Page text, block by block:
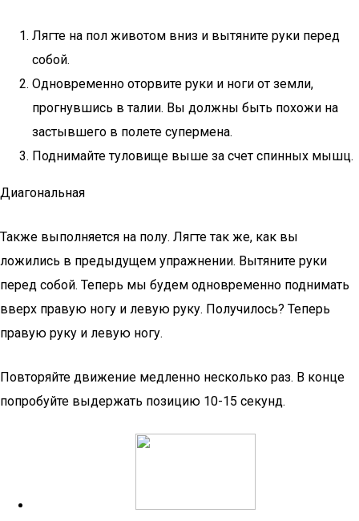
Лягте на пол животом вниз и вытяните руки перед
собой.
Одновременно оторвите руки и ноги от земли,
прогнувшись в талии. Вы должны быть похожи на
застывшего в полете супермена.
Поднимайте туловище выше за счет спинных мышц.
Диагональная
Также выполняется на полу. Лягте так же, как вы
ложились в предыдущем упражнении. Вытяните руки
перед собой. Теперь мы будем одновременно поднимать
вверх правую ногу и левую руку. Получилось? Теперь
правую руку и левую ногу.
Повторяйте движение медленно несколько раз. В конце
попробуйте выдержать позицию 10-15 секунд.